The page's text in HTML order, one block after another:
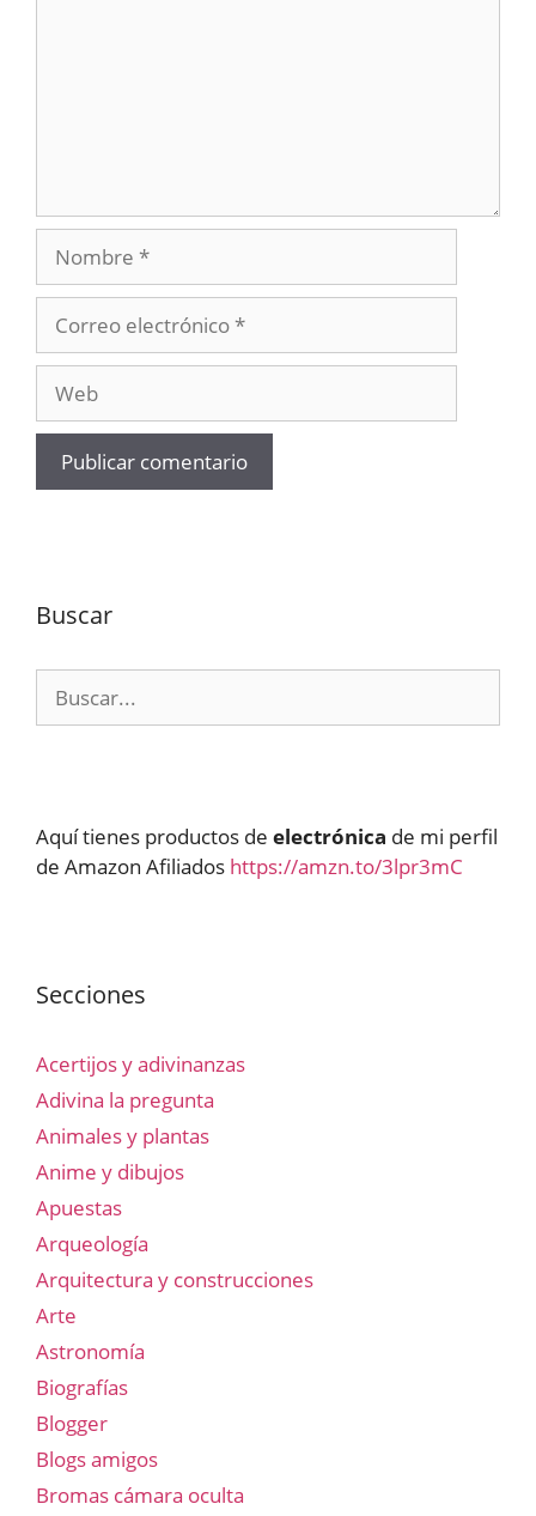
Nombre
electrónico
Buscar
Aquí tienes productos de electrónica de mi perfil
de Amazon Afiliados https://amzn.to/3lpr3mC
Secciones
Acertijos y adivinanzas
Adivina la pregunta
Animales y plantas
Anime y dibujos
Apuestas
Arqueología
Arquitectura y construcciones
Arte
Astronomía
Biografías
Blogger
Blogs amigos
Bromas cámara oculta